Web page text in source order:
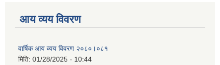
आय व्यय विवरण
वार्षिक आय व्यय विवरण २०८०।०८१
मिति: 01/28/2025 - 10:44